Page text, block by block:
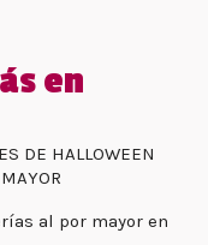
en
DE HALLOWEEN
al por mayor en